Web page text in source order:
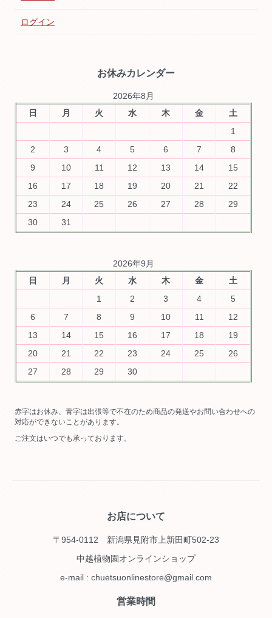
ログイン
お休みカレンダー
2026年8月
日
月 火 水 木 金
土
1
2
3 4 5 6 7
8
9
10 11 12 13 14
15
16
17 18 19 20 21
22
23
24 25 26 27 28
29
30
31
2026年9月
日
月 火 水 木 金
土
1
2 3 4
5
6
7 8 9 10 11
12
13
14 15 16 17 18
19
20
21 22 23 24 25
26
27
28 29 30
赤字はお休み、青字は出張等で不在のため商品の発送やお問い合わせへの
対応ができないことがあります。
ご注文はいつでも承っております。
お店について
〒954-0112 新潟県見附市上新田町502-23
中越植物園オンラインショップ
e-mail : chuetsuonlinestore@gmail.com
営業時間